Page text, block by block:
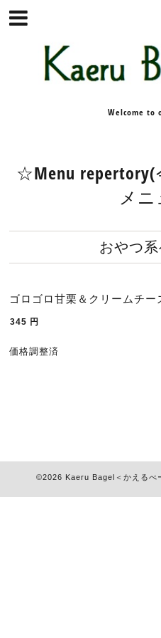
Welcome to
☆Menu
メ
おやつ
ゴロゴロ甘栗＆クリームチー
345 円
価格調整済
©2026 Kaeru Bagel＜かえるべ